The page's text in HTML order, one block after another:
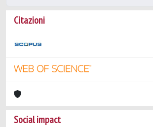
Citazioni
Social impact